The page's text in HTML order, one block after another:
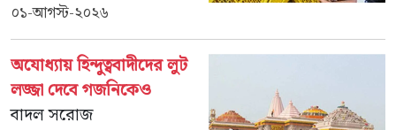
০১-আগস্ট-২০২৬
অযোধ্যায় হিন্দুত্ববাদীদের লুট
লজ্জা দেবে গজনিকেও
বাদল সরোজ